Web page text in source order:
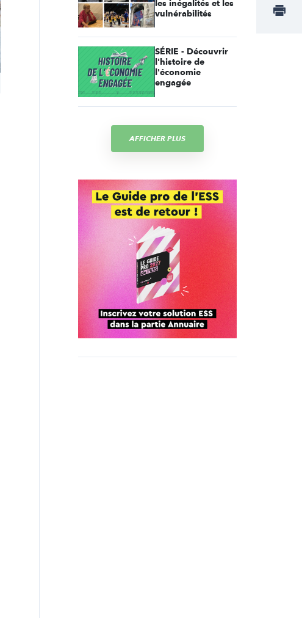
les inégalités et les
vulnérabilités
SÉRIE - Découvrir
l'histoire de
l'économie
engagée
AFFICHER PLUS